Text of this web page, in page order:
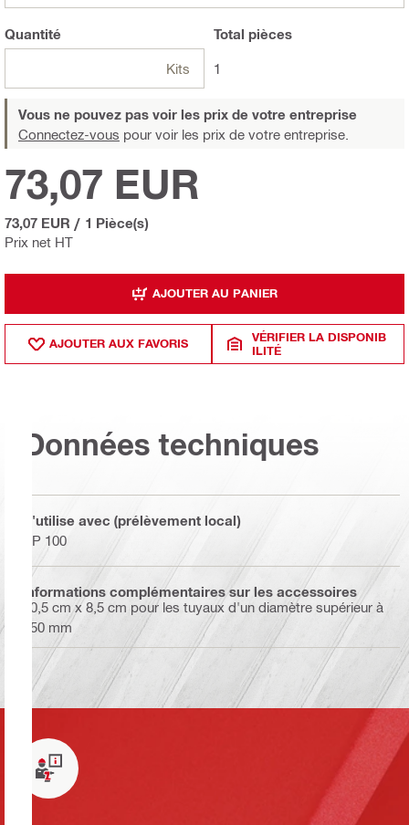
Quantité
Kits
Total pièces
1
Vous ne pouvez pas voir les prix de votre entreprise
Connectez-vous pour voir les prix de votre entreprise.
Prix net HT
73,07 EUR
73,07 EUR / 1 Pièce(s)
AJOUTER AU PANIER
AJOUTER AUX FAVORIS
VÉRIFIER LA DISPONIB
ILITÉ
Données techniques
S'utilise avec (prélèvement local)
PP 100
Informations complémentaires sur les accessoires
20,5 cm x 8,5 cm pour les tuyaux d'un diamètre supérieur à
250 mm